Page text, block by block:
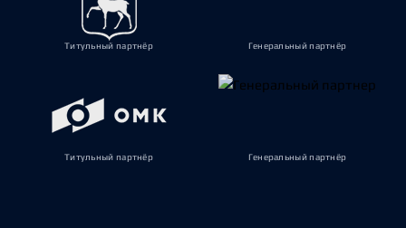
Титульный партнёр Генеральный партнёр
Титульный партнёр Генеральный партнёр